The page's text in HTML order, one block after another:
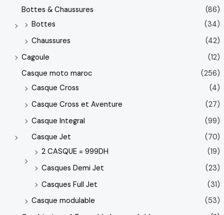
Bottes & Chaussures
(86)
Bottes
(34)
Chaussures
(42)
Cagoule
(12)
Casque moto maroc
(256)
Casque Cross
(4)
Casque Cross et Aventure
(27)
Casque Integral
(99)
Casque Jet
(70)
2 CASQUE = 999DH
(19)
Casques Demi Jet
(23)
Casques Full Jet
(31)
Casque modulable
(53)